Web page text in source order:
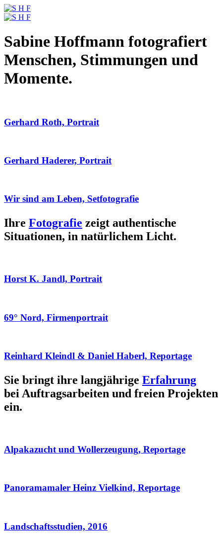
Sabine Hoffmann fotografiert
Menschen, Stimmungen und
Momente.
Gerhard Roth, Portrait
Gerhard Haderer, Portrait
Wir sind am Leben, Setfotografie
Ihre Fotografie zeigt authentische
Situationen, in natürlichem Licht.
Horst K. Jandl, Portrait
69° Nord, Firmenportrait
Reinhard Kleindl & Daniel Haberl, Reportage
Sie bringt ihre langjährige Erfahrung
bei Auftragsarbeiten und freien Projekten
ein.
Alpakazucht und Wollerzeugung, Reportage
Panoramamaler Heinz Vielkind, Reportage
Landschaftsstudien, 2016